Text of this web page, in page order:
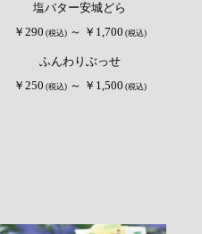
塩バター安城どら
￥290 (税込)～ ￥1,700 (税込)
ふんわりぶっせ
￥250 (税込)～ ￥1,500 (税込)